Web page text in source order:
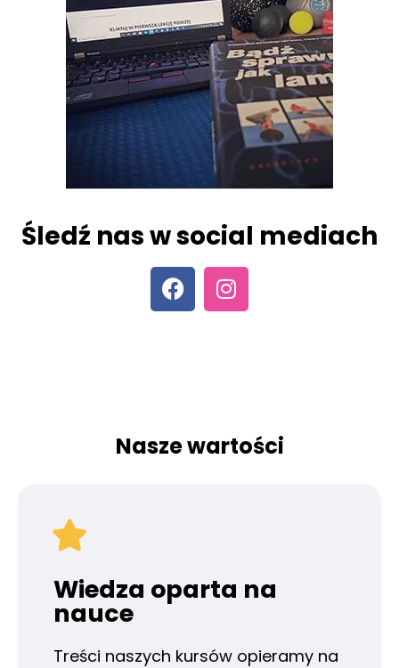
Śledź nas w social mediach
Nasze wartości
Wiedza oparta na
nauce
Treści naszych kursów opieramy na